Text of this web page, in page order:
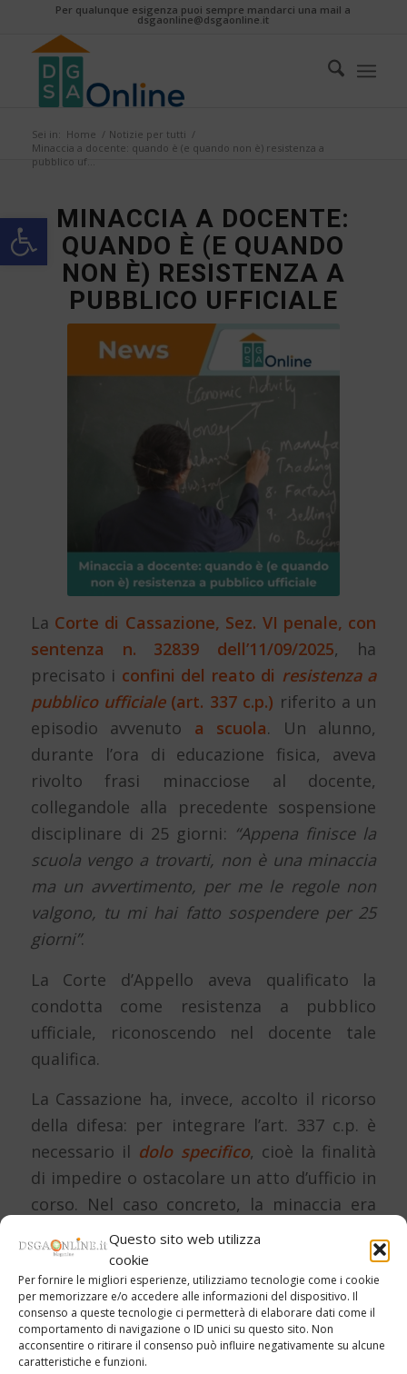
Apri la barra degli strumenti
Questo sito web utilizza
cookie
Per fornire le migliori esperienze, utilizziamo tecnologie come i cookie
per memorizzare e/o accedere alle informazioni del dispositivo. Il
consenso a queste tecnologie ci permetterà di elaborare dati come il
comportamento di navigazione o ID unici su questo sito. Non
acconsentire o ritirare il consenso può influire negativamente su alcune
caratteristiche e funzioni.
Per qualunque esigenza puoi sempre mandarci una mail a
dsgaonline@dsgaonline.it
Sei in: Home / Notizie per tutti /
Minaccia a docente: quando è (e quando non è) resistenza a
pubblico uf...
MINACCIA A DOCENTE:
QUANDO È (E QUANDO
NON È) RESISTENZA A
PUBBLICO UFFICIALE
La Corte di Cassazione, Sez. VI penale, con
sentenza n. 32839 dell’11/09/2025, ha
precisato i confini del reato di resistenza a
pubblico ufficiale(art. 337 c.p.) riferito a un
episodio avvenuto a scuola. Un alunno,
durante l’ora di educazione fisica, aveva
rivolto frasi minacciose al docente,
collegandole alla precedente sospensione
disciplinare di 25 giorni: “Appena finisce la
scuola vengo a trovarti, non è una minaccia
ma un avvertimento, per me le regole non
valgono, tu mi hai fatto sospendere per 25
giorni”.
La Corte d’Appello aveva qualificato la
condotta come resistenza a pubblico
ufficiale, riconoscendo nel docente tale
qualifica.
La Cassazione ha, invece, accolto il ricorso
della difesa: per integrare l’art. 337 c.p. è
necessario il dolo specifico, cioè la finalità
di impedire o ostacolare un atto d’ufficio in
corso. Nel caso concreto, la minaccia era
riferita a un provvedimento già concluso;
mancadunque il
nesso tra condotta e
attività istituzionale in atto. Come ribadito
dalla giurisprudenza, la minaccia verso un
pubblico ufficiale non integra
automaticamente la resistenza se non è